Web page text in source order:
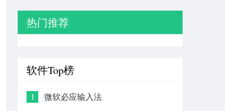
热门推荐
软件Top榜
1
微软必应输入法